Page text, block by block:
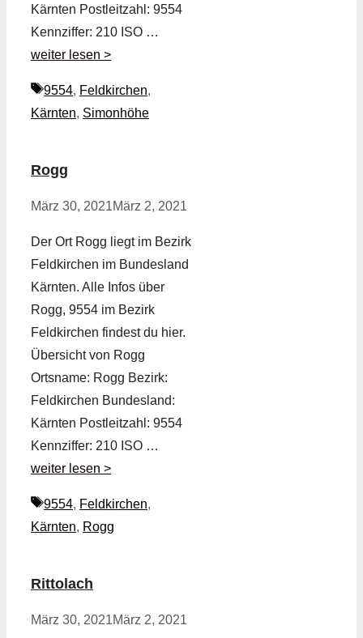
Kärnten Postleitzahl: 9554
Kennziffer: 210 ISO …
weiter lesen >
Schlagwörter
9554, Feldkirchen,
Kärnten, Simonhöhe
Rogg
März 30, 2021März 2, 2021
Der Ort Rogg liegt im Bezirk
Feldkirchen im Bundesland
Kärnten. Alle Infos über
Rogg, 9554 im Bezirk
Feldkirchen findest du hier.
Übersicht von Rogg
Ortsname: Rogg Bezirk:
Feldkirchen Bundesland:
Kärnten Postleitzahl: 9554
Kennziffer: 210 ISO …
weiter lesen >
Schlagwörter
9554, Feldkirchen,
Kärnten, Rogg
Rittolach
März 30, 2021März 2, 2021